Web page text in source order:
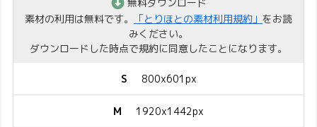
無料ダウンロード
素材の利用は無料です。
「とりほとの素材利用規約」 をお読
みください。
ダウンロードした時点で規約に同意したことになります。
S 800x601px
M 1920x1442px